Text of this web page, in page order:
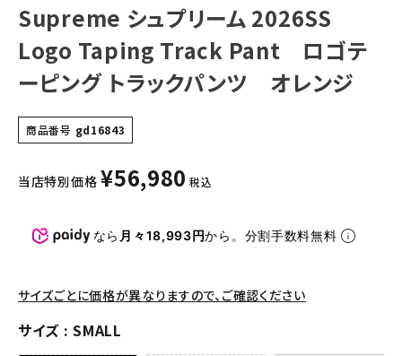
キャップ・ハット
ニット帽・ビーニー
その他バッグ類
スニーカー・ブーツ
COLLABORATION BRAND
SEASON
Supreme シュプリーム 2026SS
Logo Taping Track Pant ロゴテ
ーピング トラックパンツ オレンジ
商品番号 gd16843
当店特別価格 ¥56,980 税込
なら 月々18,993円から。分割手数料無料
サイズごとに価格が異なりますので、ご確認ください
サイズ SMALL